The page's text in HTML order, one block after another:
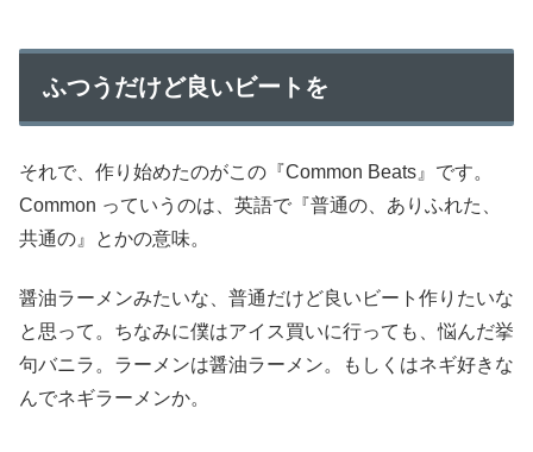
ふつうだけど良いビートを
それで、作り始めたのがこの『Common Beats』です。
Common っていうのは、英語で『普通の、ありふれた、
共通の』とかの意味。
醤油ラーメンみたいな、普通だけど良いビート作りたいな
と思って。ちなみに僕はアイス買いに行っても、悩んだ挙
句バニラ。ラーメンは醤油ラーメン。もしくはネギ好きな
んでネギラーメンか。